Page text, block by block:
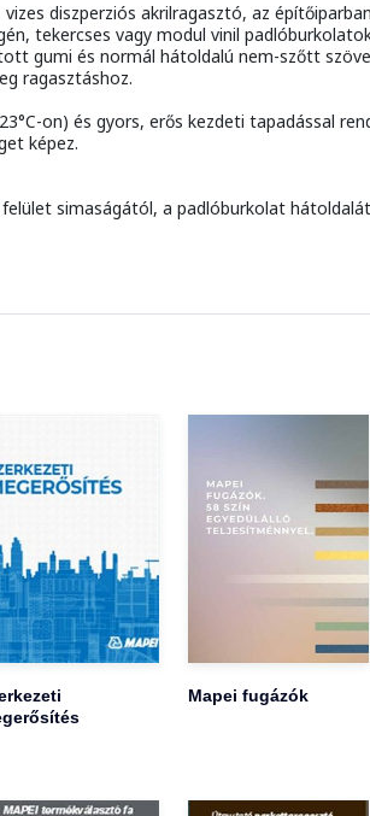
diszperziós akrilragasztó, az
tekercses vagy modul vinil
gumi és normál hátoldalú nem-szőtt
ragasztáshoz.
on) és gyors, erős kezdeti tapadással
képez.
simaságától, a padlóburkolat
Mapei fugázók